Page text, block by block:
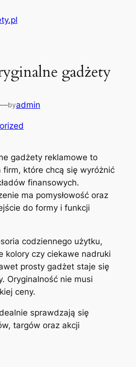
gadżety
—byadmin
gadżety reklamowe to
firm, które chcą się wyróżnić
finansowych.
ma pomysłowość oraz
do formy i funkcji
codziennego użytku,
kolory czy ciekawe nadruki
prosty gadżet staje się
Oryginalność nie musi
ceny.
sprawdzają się
targów oraz akcji